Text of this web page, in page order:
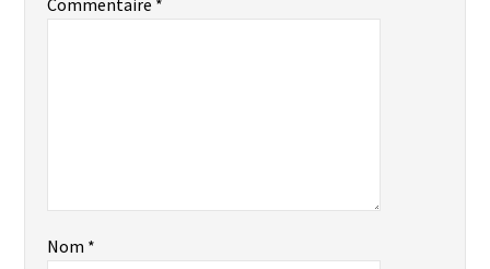
Commentaire *
Nom *